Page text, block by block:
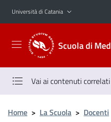
Vai al contenuto principale
Vai al menu di navigazione
Università di Catania
Scuola di
Vai ai contenuti correlati
Home > La Scuola > Docenti